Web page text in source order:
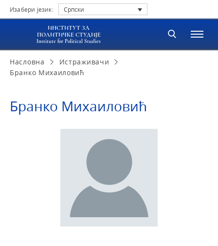
Изабери језик: Српски
ИНСТИТУТ ЗА
ПОЛИТИЧКЕ СТУДИЈЕ
Institute for Political Studies
Насловна
Истраживачи
Бранко Михаиловић
Бранко Михаиловић